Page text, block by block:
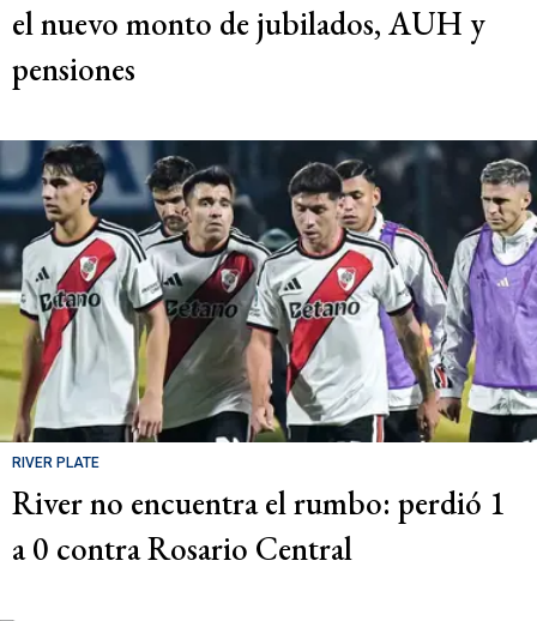
el nuevo monto de jubilados, AUH y
pensiones
RIVER PLATE
River no encuentra el rumbo: perdió 1
a 0 contra Rosario Central